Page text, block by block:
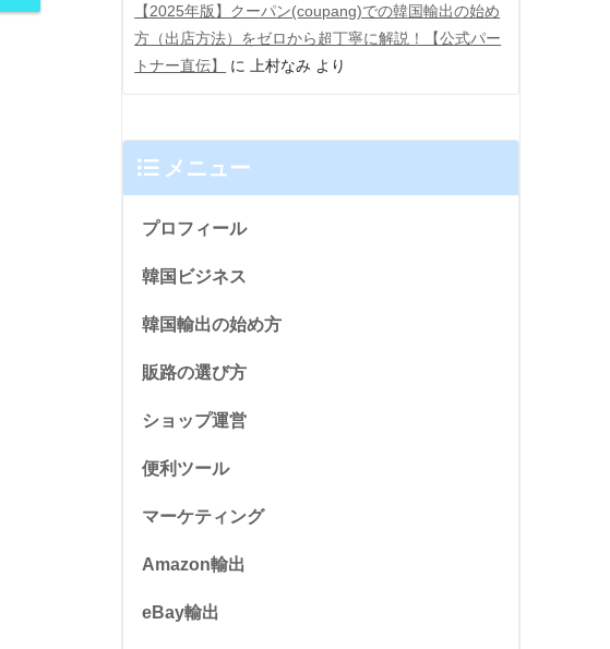
【2025年版】クーパン(coupang)での韓国輸出の始め
方（出店方法）をゼロから超丁寧に解説！【公式パー
トナー直伝】
に 上村なみ より
メニュー
プロフィール
韓国ビジネス
韓国輸出の始め方
販路の選び方
ショップ運営
便利ツール
マーケティング
Amazon輸出
eBay輸出